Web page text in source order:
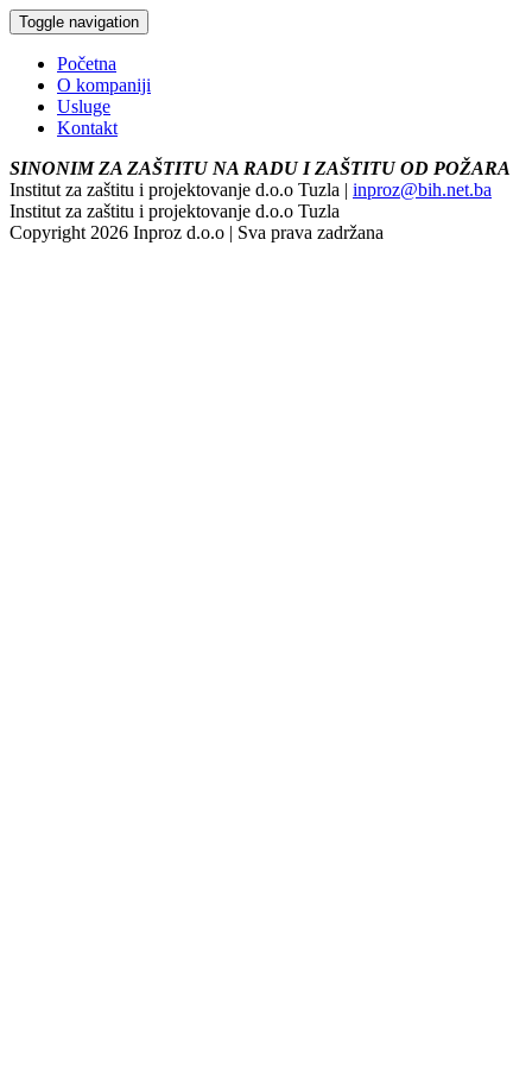
Toggle navigation
Početna
O kompaniji
Usluge
Kontakt
SINONIM ZA ZAŠTITU NA RADU I ZAŠTITU OD POŽARA
Institut za zaštitu i projektovanje d.o.o Tuzla | inproz@bih.net.ba
Institut za zaštitu i projektovanje d.o.o Tuzla
Copyright 2026 Inproz d.o.o | Sva prava zadržana